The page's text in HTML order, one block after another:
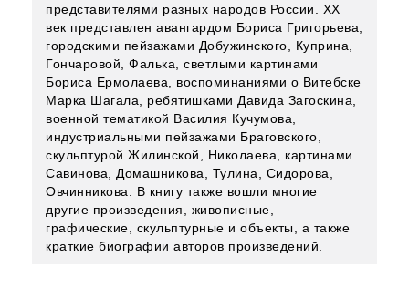
представителями разных народов России. XX
век представлен авангардом Бориса Григорьева,
городскими пейзажами Добужинского, Куприна,
Гончаровой, Фалька, светлыми картинами
Бориса Ермолаева, воспоминаниями о Витебске
Марка Шагала, ребятишками Давида Загоскина,
военной тематикой Василия Кучумова,
индустриальными пейзажами Браговского,
скульптурой Жилинской, Николаева, картинами
Савинова, Домашникова, Тулина, Сидорова,
Овчинникова. В книгу также вошли многие
другие произведения, живописные,
графические, скульптурные и объекты, а также
краткие биографии авторов произведений.